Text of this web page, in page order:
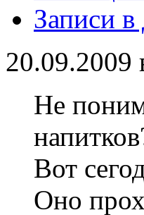
Записи в
20.09.2009
Не
Вот
Оно